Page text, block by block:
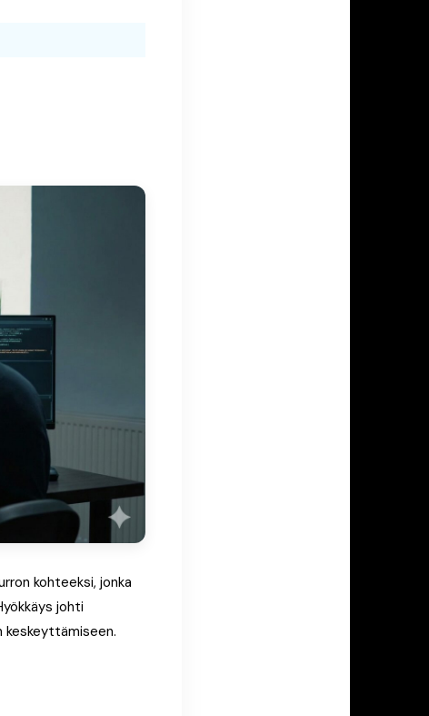
kohteeksi, jonka
johti
keskeyttämiseen.